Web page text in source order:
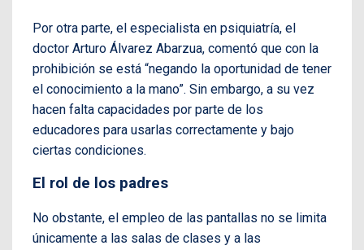
Por otra parte, el especialista en psiquiatría, el
doctor Arturo Álvarez Abarzua, comentó que con la
prohibición se está “negando la oportunidad de tener
el conocimiento a la mano”. Sin embargo, a su vez
hacen falta capacidades por parte de los
educadores para usarlas correctamente y bajo
ciertas condiciones.
El rol de los padres
No obstante, el empleo de las pantallas no se limita
únicamente a las salas de clases y a las